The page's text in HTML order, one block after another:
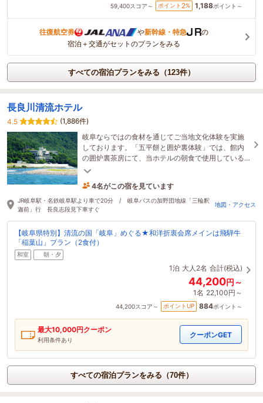
59,400スコア～ ポイント 2% 1,188ポイント～
往復航空券 や新幹線・特急
の
宿泊＋交通がセットのプランをみる
すべての宿泊プランをみる（123件）
長良川清流ホテル
4.5
(1,886件)
岐阜ならではの食材を通じてご当地文化体験を実施
しております。「五平餅と囲炉裏体験」では、館内
の囲炉裏茶房にて、当ホテルの朝食で使用している
岐阜県産銘柄米を五平餅として提供しております
4名がこの宿を見ています
4時間前に予約されました
JR岐阜駅・名鉄岐阜駅より車で20分 / 岐阜バスの加野団地線「三輪釈
迦前」行 長良志段見下車すぐ
地図・アクセス
【岐阜県特別】清流の国「岐阜」めぐる★和洋折衷会席メインは飛騨牛
「稲葉山」プラン（2食付）
和室 朝・夕
1泊 大人2名 合計(税込)
44,200円～
1名 22,100円～
44,200スコア～ ポイントUP 884ポイント～
最大10,000円クーポン
利用条件あり
クーポンGET
すべての宿泊プランをみる（70件）